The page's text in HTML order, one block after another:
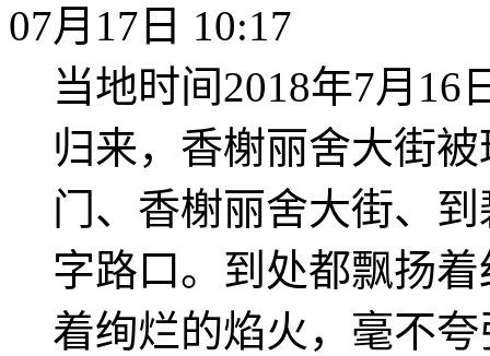
07月17日 10:17
当地时间2018年7月
归来，香榭丽舍大街
门、香榭丽舍大街、
字路口。到处都飘扬
着绚烂的焰火，毫不